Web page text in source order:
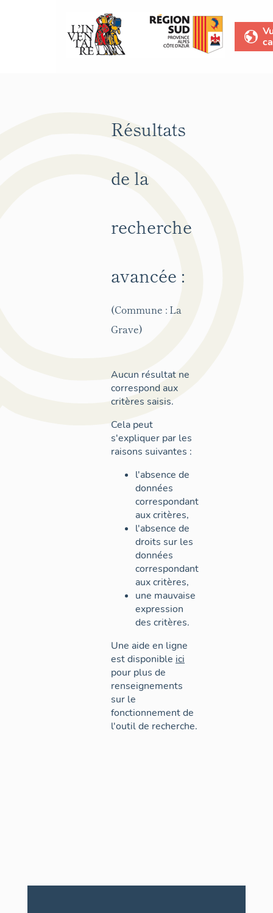
Résultats
de la
recherche
avancée :
(Commune : La
Grave)
Aucun résultat ne
correspond aux
critères saisis.
Cela peut
s'expliquer par les
raisons suivantes :
l'absence de
données
correspondant
aux critères,
l'absence de
droits sur les
données
correspondant
aux critères,
une mauvaise
expression
des critères.
Une aide en ligne
est disponible ici
pour plus de
renseignements
sur le
fonctionnement de
l'outil de recherche.